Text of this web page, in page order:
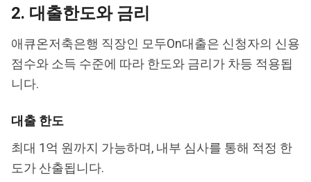
2. 대출한도와 금리
애큐온저축은행 직장인 모두On대출은 신청자의 신용
점수와 소득 수준에 따라 한도와 금리가 차등 적용됩
니다.
대출 한도
최대 1억 원까지 가능하며, 내부 심사를 통해 적정 한
도가 산출됩니다.